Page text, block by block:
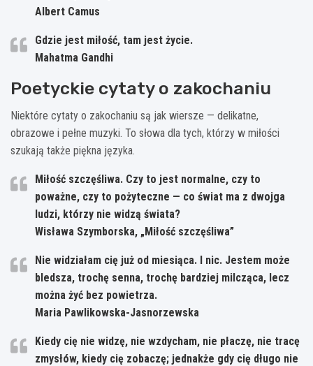
Albert Camus
Gdzie jest miłość, tam jest życie.
Mahatma Gandhi
Poetyckie cytaty o zakochaniu
Niektóre cytaty o zakochaniu są jak wiersze — delikatne,
obrazowe i pełne muzyki. To słowa dla tych, którzy w miłości
szukają także piękna języka.
Miłość szczęśliwa. Czy to jest normalne, czy to
poważne, czy to pożyteczne — co świat ma z dwojga
ludzi, którzy nie widzą świata?
Wisława Szymborska, „Miłość szczęśliwa”
Nie widziałam cię już od miesiąca. I nic. Jestem może
bledsza, trochę senna, trochę bardziej milcząca, lecz
można żyć bez powietrza.
Maria Pawlikowska-Jasnorzewska
Kiedy cię nie widzę, nie wzdycham, nie płaczę, nie tracę
zmysłów, kiedy cię zobaczę; jednakże gdy cię długo nie